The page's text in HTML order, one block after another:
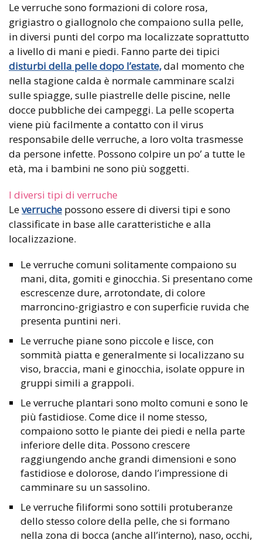
Le verruche sono formazioni di colore rosa,
grigiastro o giallognolo che compaiono sulla pelle,
in diversi punti del corpo ma localizzate soprattutto
a livello di mani e piedi. Fanno parte dei tipici
disturbi della pelle dopo l’estate,dal momento che
nella stagione calda è normale camminare scalzi
sulle spiagge, sulle piastrelle delle piscine, nelle
docce pubbliche dei campeggi. La pelle scoperta
viene più facilmente a contatto con il virus
responsabile delle verruche, a loro volta trasmesse
da persone infette. Possono colpire un po’ a tutte le
età, ma i bambini ne sono più soggetti.
I diversi tipi di verruche
Leverruche possono essere di diversi tipi e sono
classificate in base alle caratteristiche e alla
localizzazione.
Le verruche comuni solitamente compaiono su
mani, dita, gomiti e ginocchia. Si presentano come
escrescenze dure, arrotondate, di colore
marroncino-grigiastro e con superficie ruvida che
presenta puntini neri.
Le verruche piane sono piccole e lisce, con
sommità piatta e generalmente si localizzano su
viso, braccia, mani e ginocchia, isolate oppure in
gruppi simili a grappoli.
Le verruche plantari sono molto comuni e sono le
più fastidiose. Come dice il nome stesso,
compaiono sotto le piante dei piedi e nella parte
inferiore delle dita. Possono crescere
raggiungendo anche grandi dimensioni e sono
fastidiose e dolorose, dando l’impressione di
camminare su un sassolino.
Le verruche filiformi sono sottili protuberanze
dello stesso colore della pelle, che si formano
nella zona di bocca (anche all’interno), naso, occhi,